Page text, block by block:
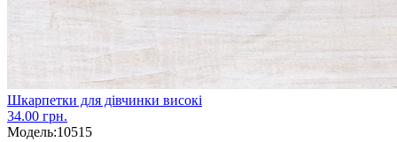
Шкарпетки для дівчинки високі
34.00 грн.
Модель:10515